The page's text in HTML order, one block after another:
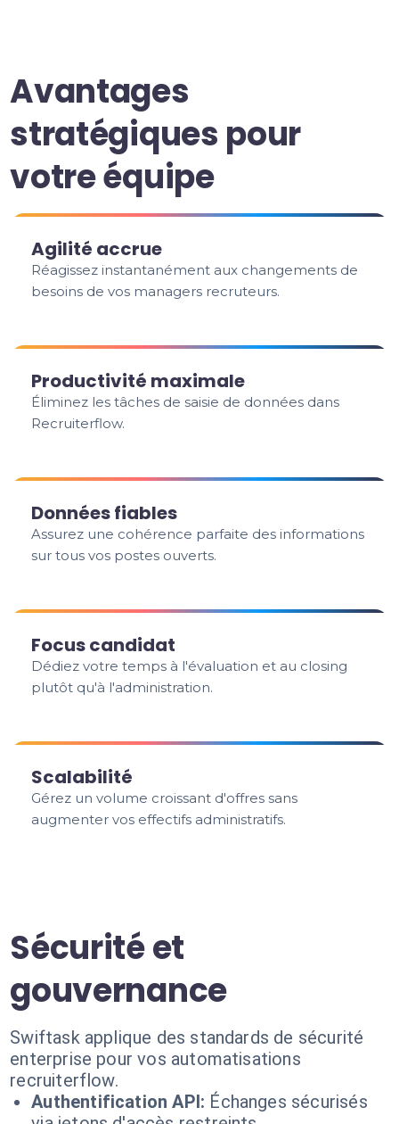
Avantages
stratégiques pour
votre équipe
Agilité accrue
Réagissez instantanément aux changements de
besoins de vos managers recruteurs.
Productivité maximale
Éliminez les tâches de saisie de données dans
Recruiterflow.
Données fiables
Assurez une cohérence parfaite des informations
sur tous vos postes ouverts.
Focus candidat
Dédiez votre temps à l'évaluation et au closing
plutôt qu'à l'administration.
Scalabilité
Gérez un volume croissant d'offres sans
augmenter vos effectifs administratifs.
Sécurité et
gouvernance
Swiftask applique des standards de sécurité
enterprise pour vos automatisations
recruiterflow.
Authentification API: Échanges sécurisés